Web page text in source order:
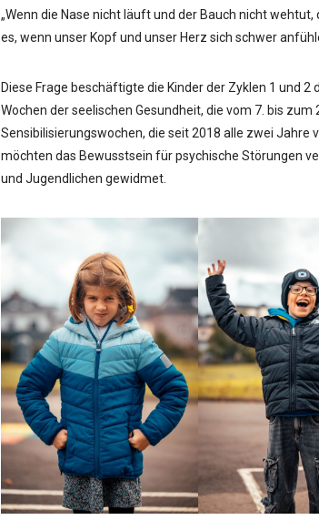
„Wenn die Nase nicht läuft und der Bauch nicht
es, wenn unser Kopf und unser Herz sich schwer
Diese Frage beschäftigte die Kinder der Zyklen 1 und
Wochen der seelischen Gesundheit, die vom 7. bis
Sensibilisierungswochen, die seit 2018 alle zwei Jahre
möchten das Bewusstsein für psychische Störungen
und Jugendlichen gewidmet.